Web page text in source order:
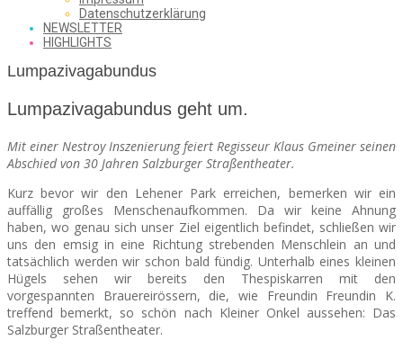
SAW
FROM
THE
CHEAP
SEATS
Datenschutzerklärung
NEWSLETTER
HIGHLIGHTS
Lumpazivagabundus
Lumpazivagabundus geht um.
Mit einer Nestroy Inszenierung feiert Regisseur Klaus Gmeiner seinen
Abschied von 30 Jahren Salzburger Straßentheater.
Kurz bevor wir den Lehener Park erreichen, bemerken wir ein
auffällig großes Menschenaufkommen. Da wir keine Ahnung
haben, wo genau sich unser Ziel eigentlich befindet, schließen wir
uns den emsig in eine Richtung strebenden Menschlein an und
tatsächlich werden wir schon bald fündig. Unterhalb eines kleinen
Hügels sehen wir bereits den Thespiskarren mit den
vorgespannten Brauereirössern, die, wie Freundin Freundin K.
treffend bemerkt, so schön nach Kleiner Onkel aussehen: Das
Salzburger Straßentheater.